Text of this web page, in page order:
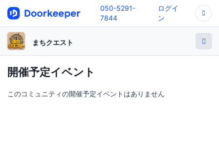
050-5291-
7844
ログイ
ン
まちクエスト
開催予定イベント
このコミュニティの開催予定イベントはありません